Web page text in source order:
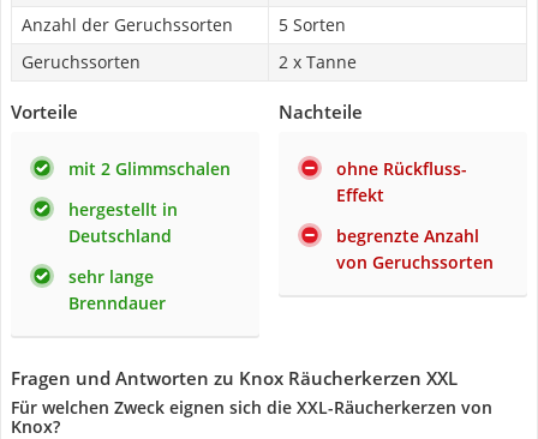
Anzahl der Geruchssorten
5 Sorten
Geruchssorten
2 x Tanne
Vorteile
mit 2 Glimmschalen
hergestellt in
Deutschland
sehr lange
Brenndauer
Nachteile
ohne Rückfluss-
Effekt
begrenzte Anzahl
von Geruchssorten
Fragen und Antworten zu Knox Räucherkerzen XXL
Für welchen Zweck eignen sich die XXL-Räucherkerzen von
Knox?